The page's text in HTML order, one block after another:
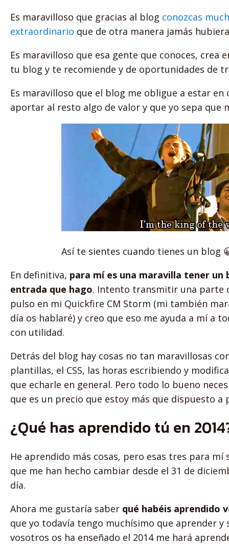
Es maravilloso que gracias al blog conozcas
extraordinario que de otra manera jamás
Es maravilloso que esa gente que conoces, crea
tu blog y te recomiende y de oportunidades de
Es maravilloso que el blog me obligue a estar
aportar al resto algo de valor y que yo sepa que
Así te sientes cuando tienes un blog
En definitiva, para mí es una maravilla tener un
entrada que hago. Intento transmitir una parte
pulso en mi Quickfire CM Storm (mi también
día os hablaré) y creo que eso me ayuda a mí a
con utilidad.
Detrás del blog hay cosas no tan maravillosas
plantillas, el CSS, las horas escribiendo y
que echarle en general. Pero todo lo bueno
que es un precio que estoy más que dispuesto a
¿Qué has aprendido tú en
He aprendido más cosas, pero esas tres para
que me han hecho cambiar desde el 31 de
día.
Ahora me gustaría saber qué habéis aprendido
que yo todavía tengo muchísimo que aprender y
vosotros os ha enseñado el 2014 me hará